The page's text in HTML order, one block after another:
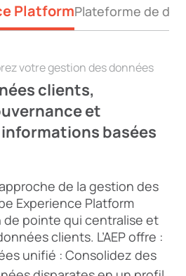
PlatformPlateforme de
votre gestion des données
clients,
et
basées
de la gestion des
Experience Platform
de pointe qui centralise et
clients. L’AEP offre :
unifié : Consolidez des